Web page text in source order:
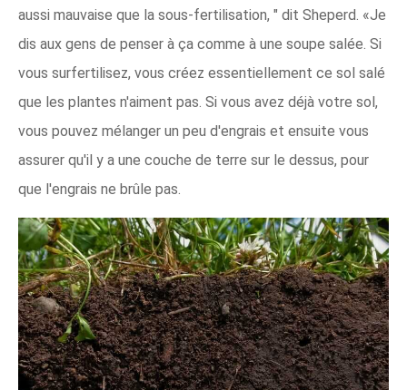
aussi mauvaise que la sous-fertilisation, " dit Sheperd. «Je
dis aux gens de penser à ça comme à une soupe salée. Si
vous surfertilisez, vous créez essentiellement ce sol salé
que les plantes n'aiment pas. Si vous avez déjà votre sol,
vous pouvez mélanger un peu d'engrais et ensuite vous
assurer qu'il y a une couche de terre sur le dessus, pour
que l'engrais ne brûle pas.